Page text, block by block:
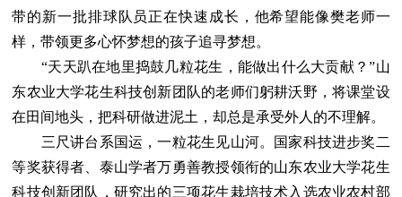
带的新一批排球队员正在快速成长，他希望能像樊老师一
样，带领更多心怀梦想的孩子追寻梦想。
“天天趴在地里捣鼓几粒花生，能做出什么大贡献？”山
东农业大学花生科技创新团队的老师们躬耕沃野，将课堂设
在田间地头，把科研做进泥土，却总是承受外人的不理解。
三尺讲台系国运，一粒花生见山河。国家科技进步奖二
等奖获得者、泰山学者万勇善教授领衔的山东农业大学花生
科技创新团队，研究出的三项花生栽培技术入选农业农村部